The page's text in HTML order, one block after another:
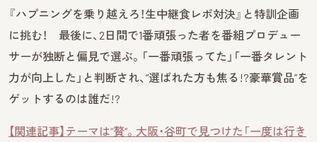
『ハプニングを乗り越えろ！生中継食レポ対決』と特訓企画
に挑む！ 最後に、2日間で1番頑張った者を番組プロデュー
サーが独断と偏見で選ぶ。「一番頑張ってた」「一番タレント
力が向上した」と判断され、“選ばれた方も焦る!?豪華賞品”を
ゲットするのは誰だ!?
【関連記事】テーマは“贅”。大阪・谷町で見つけた「一度は行き